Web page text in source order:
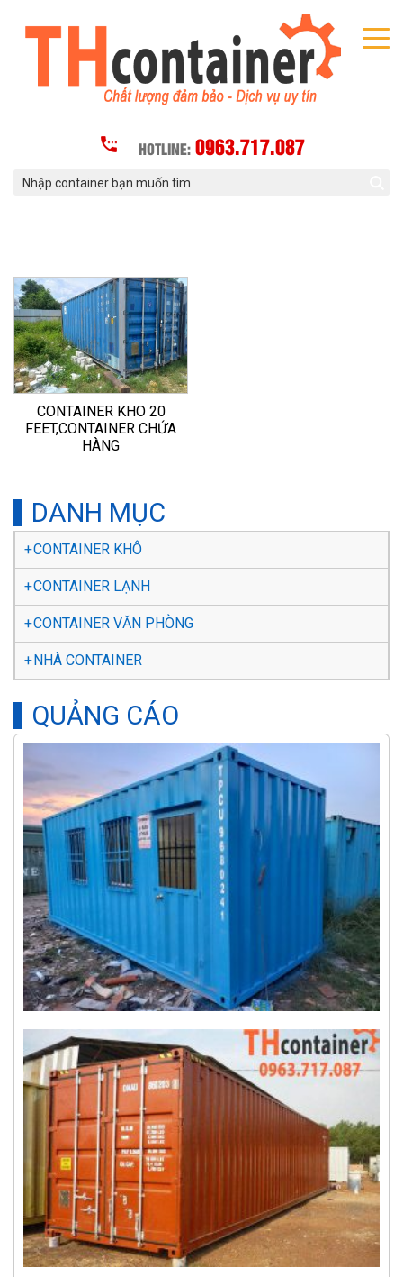
HOTLINE:0963.717.087
CONTAINER KHO 20
FEET,CONTAINER CHỨA
HÀNG
DANH MỤC
CONTAINER KHÔ
CONTAINER LẠNH
CONTAINER VĂN PHÒNG
NHÀ CONTAINER
QUẢNG CÁO